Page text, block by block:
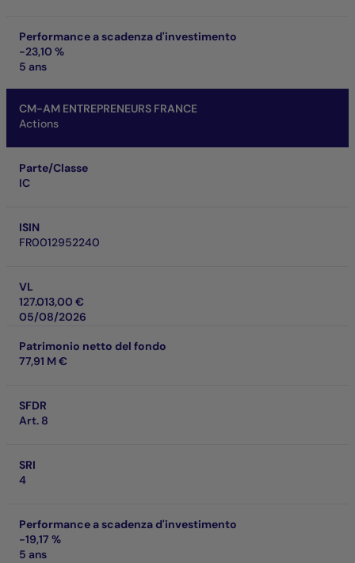
Performance a scadenza d'investimento
-23,10 %
5 ans
CM-AM ENTREPRENEURS FRANCE
Actions
Parte/Classe
IC
ISIN
FR0012952240
VL
127.013,00 €
05/08/2026
Patrimonio netto del fondo
77,91 M €
SFDR
Art. 8
SRI
4
Performance a scadenza d'investimento
-19,17 %
5 ans